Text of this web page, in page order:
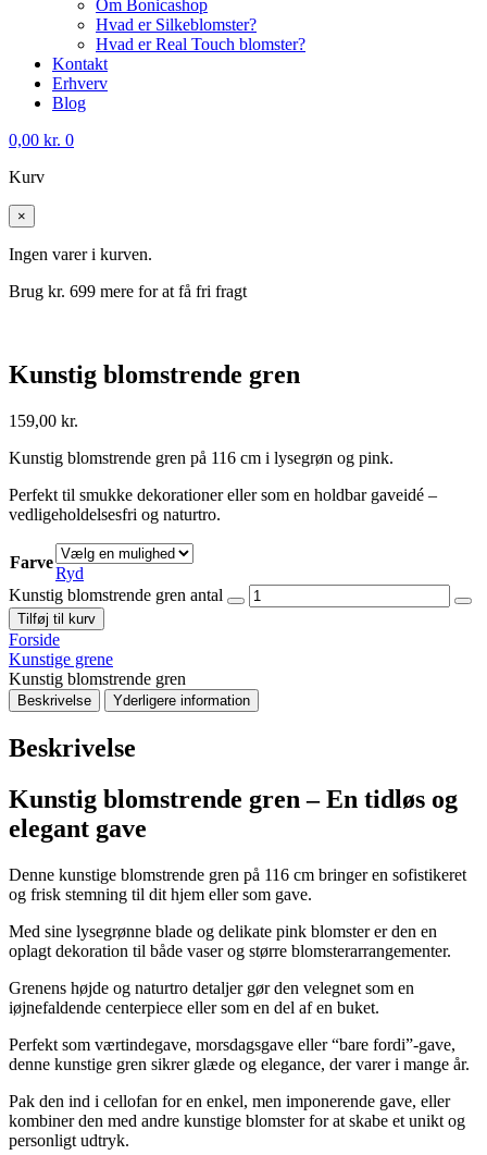
Om Bonicashop
Hvad er Silkeblomster?
Hvad er Real Touch blomster?
Kontakt
Erhverv
Blog
0,00 kr. 0
Kurv
×
Ingen varer i kurven.
Brug kr. 699 mere for at få fri fragt
Kunstig blomstrende gren
159,00 kr.
Kunstig blomstrende gren på 116 cm i lysegrøn og pink.
Perfekt til smukke dekorationer eller som en holdbar gaveidé –
vedligeholdelsesfri og naturtro.
Farve
Ryd
Kunstig blomstrende gren antal
Tilføj til kurv
Forside
Kunstige grene
Kunstig blomstrende gren
Beskrivelse Yderligere information
Beskrivelse
Kunstig blomstrende gren – En tidløs og
elegant gave
Denne kunstige blomstrende gren på 116 cm bringer en sofistikeret
og frisk stemning til dit hjem eller som gave.
Med sine lysegrønne blade og delikate pink blomster er den en
oplagt dekoration til både vaser og større blomsterarrangementer.
Grenens højde og naturtro detaljer gør den velegnet som en
iøjnefaldende centerpiece eller som en del af en buket.
Perfekt som værtindegave, morsdagsgave eller “bare fordi”-gave,
denne kunstige gren sikrer glæde og elegance, der varer i mange år.
Pak den ind i cellofan for en enkel, men imponerende gave, eller
kombiner den med andre kunstige blomster for at skabe et unikt og
personligt udtryk.